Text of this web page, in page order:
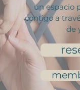
un espacio
contigo a
de